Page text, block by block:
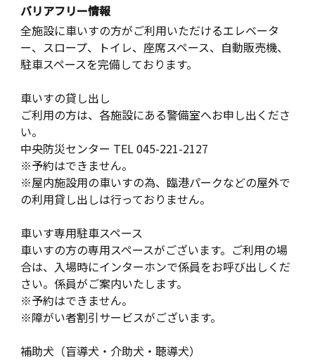
バリアフリー情報
全施設に車いすの方がご利用いただけるエレベータ
ー、スロープ、トイレ、座席スペース、自動販売機、
駐車スペースを完備しております。
車いすの貸し出し
ご利用の方は、各施設にある警備室へお申し出くださ
い。
中央防災センター TEL 045-221-2127
※予約はできません。
※屋内施設用の車いすの為、臨港パークなどの屋外で
の利用貸し出しは行っておりません。
車いす専用駐車スペース
車いすの方の専用スペースがございます。ご利用の場
合は、入場時にインターホンで係員をお呼び出しくだ
さい。係員がご案内いたします。
※予約はできません。
※障がい者割引サービスがございます。
補助犬（盲導犬・介助犬・聴導犬）